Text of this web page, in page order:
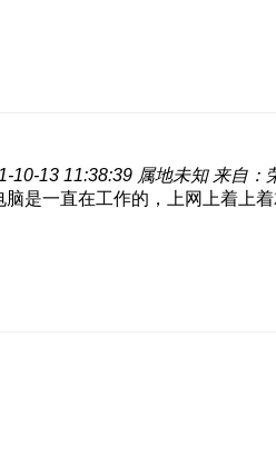
10-13 11:38:39 属地未知 来自：
是一直在工作的，上网上着上